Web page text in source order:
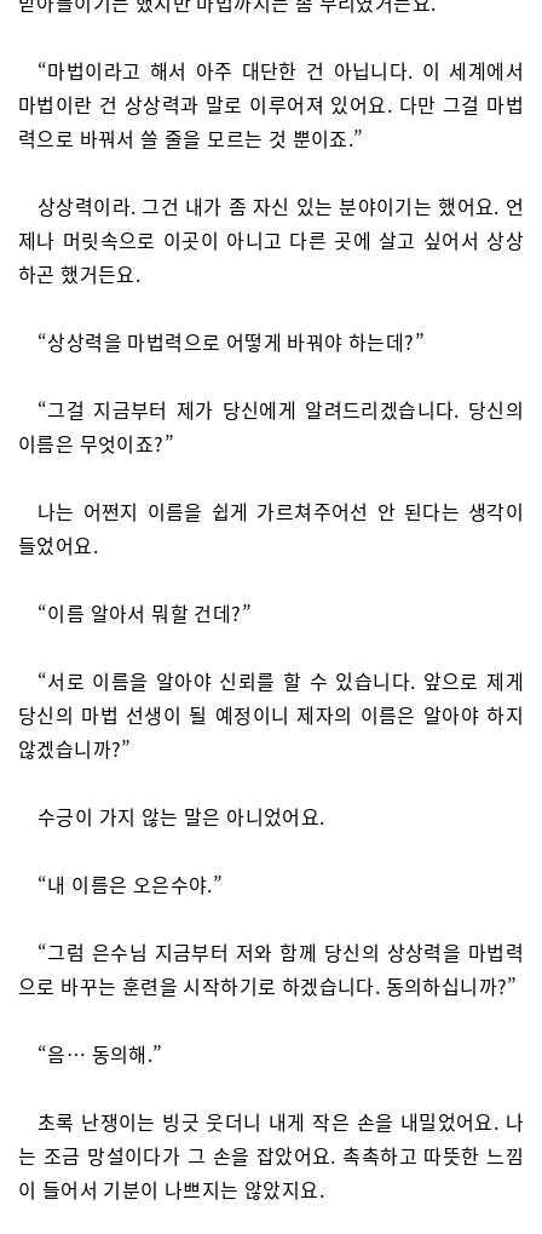
“마법이라고 해서 아주 대단한 건 아닙니다. 이 세계에서
마법이란 건 상상력과 말로 이루어져 있어요. 다만 그걸 마법
력으로 바꿔서 쓸 줄을 모르는 것 뿐이죠.”
상상력이라. 그건 내가 좀 자신 있는 분야이기는 했어요. 언
제나 머릿속으로 이곳이 아니고 다른 곳에 살고 싶어서 상상
하곤 했거든요.
“상상력을 마법력으로 어떻게 바꿔야 하는데?”
“그걸 지금부터 제가 당신에게 알려드리겠습니다. 당신의
이름은 무엇이죠?”
나는 어쩐지 이름을 쉽게 가르쳐주어선 안 된다는 생각이
들었어요.
“이름 알아서 뭐할 건데?”
“서로 이름을 알아야 신뢰를 할 수 있습니다. 앞으로 제게
당신의 마법 선생이 될 예정이니 제자의 이름은 알아야 하지
않겠습니까?”
수긍이 가지 않는 말은 아니었어요.
“내 이름은 오은수야.”
“그럼 은수님 지금부터 저와 함께 당신의 상상력을 마법력
으로 바꾸는 훈련을 시작하기로 하겠습니다. 동의하십니까?”
“음… 동의해.”
초록 난쟁이는 빙긋 웃더니 내게 작은 손을 내밀었어요. 나
는 조금 망설이다가 그 손을 잡았어요. 촉촉하고 따뜻한 느낌
이 들어서 기분이 나쁘지는 않았지요.